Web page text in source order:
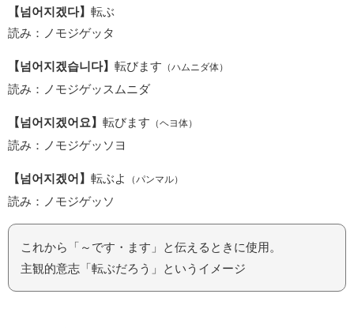
【넘어지겠다】 転ぶ
読み：ノモジゲッタ
【넘어지겠습니다】 転びます （ハムニダ体）
読み：ノモジゲッスムニダ
【넘어지겠어요】 転びます （ヘヨ体）
読み：ノモジゲッソヨ
【넘어지겠어】 転ぶよ （パンマル）
読み：ノモジゲッソ
これから「～です・ます」と伝えるときに使用。
主観的意志「転ぶだろう」というイメージ